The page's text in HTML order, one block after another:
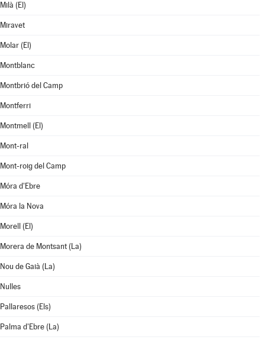
Milà (El)
Miravet
Molar (El)
Montblanc
Montbrió del Camp
Montferri
Montmell (El)
Mont-ral
Mont-roig del Camp
Móra d'Ebre
Móra la Nova
Morell (El)
Morera de Montsant (La)
Nou de Gaià (La)
Nulles
Pallaresos (Els)
Palma d'Ebre (La)